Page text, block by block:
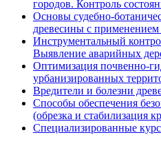
городов. Контроль
Основы судебно-
древесины с
Инструментальный
Выявление аварийных
Оптимизация почвенно-
урбанизированных
Вредители и болезни
Способы обеспечения
(обрезка и стабилизация
Специализированные